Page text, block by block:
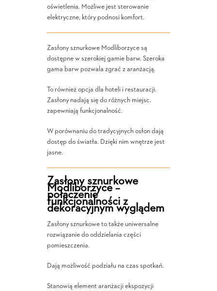
oświetlenia. Możliwe jest sterowanie
elektryczne, który podnosi komfort.
Zasłony sznurkowe Modliborzyce są
dostępne w szerokiej gamie barw. Szeroka
gama barw pozwala zgrać z aranżacją.
To również opcja dla hoteli i restauracji.
Zasłony nadają się do różnych miejsc.
zapewniają funkcjonalność.
W porównaniu do tradycyjnych osłon dają
dostęp do światła. Dzięki nim wnętrze jest
jasne.
Zasłony sznurkowe
Modliborzyce –
połączenie
funkcjonalności z
dekoracyjnym wyglądem
Zasłony sznurkowe to także uniwersalne
rozwiązanie do oddzielania części
pomieszczenia.
Dają możliwość podziału na czas spotkań.
Stanowią element aranżacji ekspozycji